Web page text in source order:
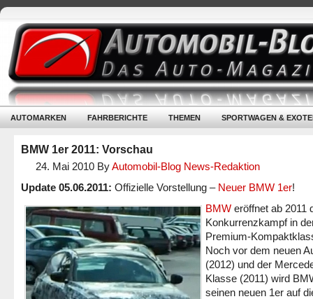
AUTOMARKEN FAHRBERICHTE THEMEN SPORTWAGEN &
BMW 1er 2011: Vorschau
24. Mai 2010 ByAutomobil-Blog News-Redaktion
Update 05.06.2011: Offizielle Vorstellung – Neuer BMW 1er!
BMW eröffnet ab 2011
Konkurrenzkampf in
Premium-
Noch vor dem neuen
(2012) und der
Klasse (2011) wird
seinen neuen 1er auf